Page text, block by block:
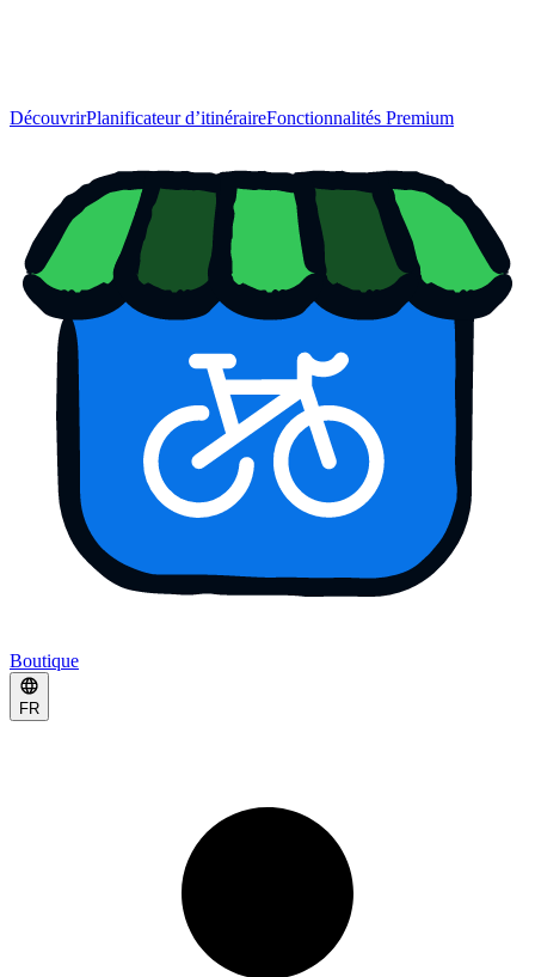
DécouvrirPlanificateur d’itinéraireFonctionnalités Premium
Boutique
FR